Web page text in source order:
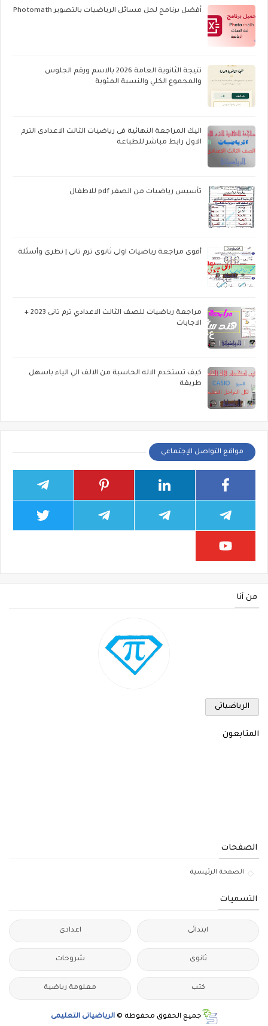
أفضل برنامج لحل مسائل الرياضيات بالتصوير Photomath
نتيجة الثانوية العامة 2026 بالاسم ورقم الجلوس
والمجموع الكلي والنسبة المئوية
اليك المراجعة النهائية فى رياضيات الثالث الاعدادى الترم
الاول رابط مباشر للطباعة
تأسيس رياضيات من الصفر pdf للاطفال
أقوى مراجعة رياضيات اولى ثانوى ترم تانى | نظرى وأسئلة
مراجعة رياضيات للصف الثالث الاعدادي ترم تانى 2023 +
الاجابات
كيف تستخدم الاله الحاسبة من الالف الي الياء باسهل
طريقة
مواقع التواصل الإجتماعي
من أنا
الرياضياتى
المتابعون
الصفحات
الصفحة الرئيسية
التسميات
ابتدائى اعدادى
ثانوى شروحات
كتب معلومة رياضية
جميع الحقوق محفوظة © الرياضياتى التعليمى